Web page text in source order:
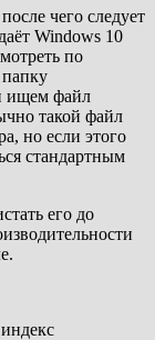
чего следует
Windows 10
по
ищем файл
такой файл
но если этого
стандартным
его до